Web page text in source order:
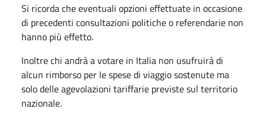
Si ricorda che eventuali opzioni effettuate in occasione
di precedenti consultazioni politiche o referendarie non
hanno più effetto.
Inoltre chi andrà a votare in Italia non usufruirà di
alcun rimborso per le spese di viaggio sostenute ma
solo delle agevolazioni tariffarie previste sul territorio
nazionale.